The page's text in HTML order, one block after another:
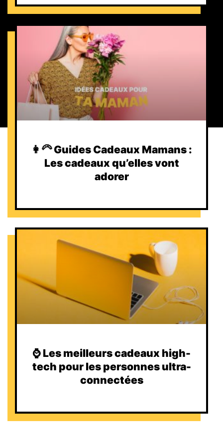
👩‍🦳 Guides Cadeaux Mamans :
Les cadeaux qu’elles vont
adorer
⌚️ Les meilleurs cadeaux high-
tech pour les personnes ultra-
connectées